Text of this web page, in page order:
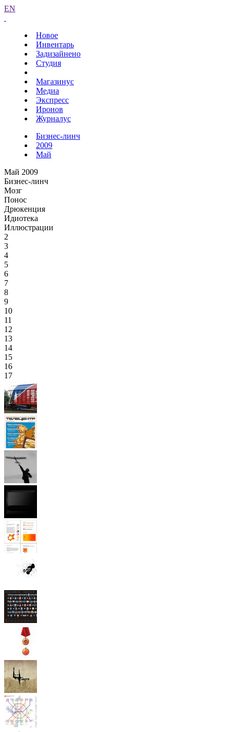
EN
Новое
Инвентарь
Задизайнено
Студия
Магазинус
Медиа
Экспресс
Иронов
Журналус
Бизнес-линч
2009
Май
Май 2009
Бизнес-линч
Мозг
Понос
Дрюкенция
Идиотека
Иллюстрации
2
3
4
5
6
7
8
9
10
11
12
13
14
15
16
17